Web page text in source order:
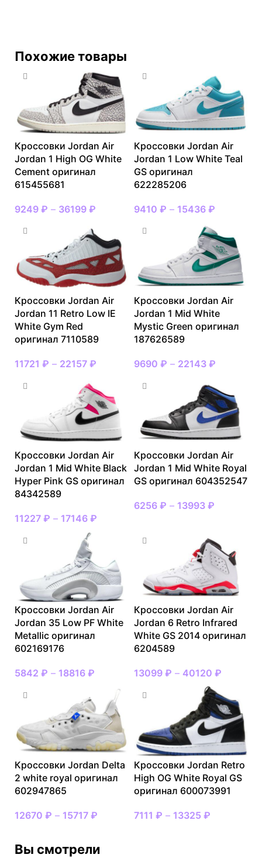
Похожие товары
Кроссовки Jordan Air
Jordan 1 High OG White
Cement оригинал
615455681
9249 ₽ – 36199 ₽
Кроссовки Jordan Air
Jordan 1 Low White Teal
GS оригинал
622285206
9410 ₽ – 15436 ₽
Кроссовки Jordan Air
Jordan 11 Retro Low IE
White Gym Red
оригинал 7110589
11721 ₽ – 22157 ₽
Кроссовки Jordan Air
Jordan 1 Mid White
Mystic Green оригинал
187626589
9690 ₽ – 22143 ₽
Кроссовки Jordan Air
Jordan 1 Mid White Black
Hyper Pink GS оригинал
84342589
11227 ₽ – 17146 ₽
Кроссовки Jordan Air
Jordan 1 Mid White Royal
GS оригинал 604352547
6256 ₽ – 13993 ₽
Кроссовки Jordan Air
Jordan 35 Low PF White
Metallic оригинал
602169176
5842 ₽ – 18816 ₽
Кроссовки Jordan Air
Jordan 6 Retro Infrared
White GS 2014 оригинал
6204589
13099 ₽ – 40120 ₽
Кроссовки Jordan Delta
2 white royal оригинал
602947865
12670 ₽ – 15717 ₽
Кроссовки Jordan Retro
High OG White Royal GS
оригинал 600073991
7111 ₽ – 13325 ₽
Вы смотрели